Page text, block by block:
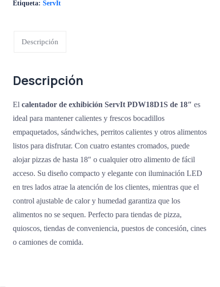
Etiqueta:ServIt
Descripción
Descripción
Elcalentador de exhibición ServIt PDW18D1S de 18″ es
ideal para mantener calientes y frescos bocadillos
empaquetados, sándwiches, perritos calientes y otros alimentos
listos para disfrutar. Con cuatro estantes cromados, puede
alojar pizzas de hasta 18″ o cualquier otro alimento de fácil
acceso. Su diseño compacto y elegante con iluminación LED
en tres lados atrae la atención de los clientes, mientras que el
control ajustable de calor y humedad garantiza que los
alimentos no se sequen. Perfecto para tiendas de pizza,
quioscos, tiendas de conveniencia, puestos de concesión, cines
o camiones de comida.